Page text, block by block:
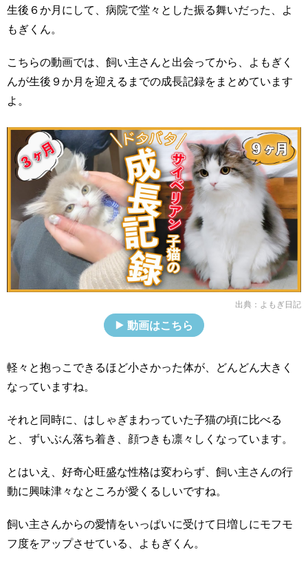
生後６か月にして、病院で堂々とした振る舞いだった、よ
もぎくん。
こちらの動画では、飼い主さんと出会ってから、よもぎく
んが生後９か月を迎えるまでの成長記録をまとめています
よ。
出典： よもぎ日記
動画はこちら
軽々と抱っこできるほど小さかった体が、どんどん大きく
なっていますね。
それと同時に、はしゃぎまわっていた子猫の頃に比べる
と、ずいぶん落ち着き、顔つきも凛々しくなっています。
とはいえ、好奇心旺盛な性格は変わらず、飼い主さんの行
動に興味津々なところが愛くるしいですね。
飼い主さんからの愛情をいっぱいに受けて日増しにモフモ
フ度をアップさせている、よもぎくん。